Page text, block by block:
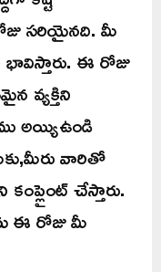
సరియైనది. మీ
భావిస్తారు. ఈ రోజు
వ్యక్తిని
అయ్యిఉండి
వారితో
చేస్తారు.
ఈ రోజు మీ